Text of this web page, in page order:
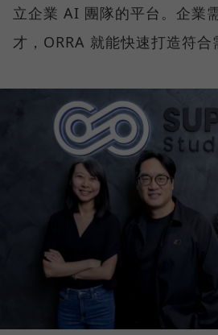
立企業 AI 團隊的平台。企業
才，ORRA 就能快速打造符合